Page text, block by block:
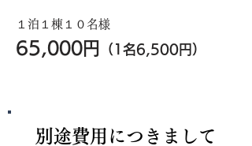
１泊１棟１０名様
65,000円 （ 1 名6 ,500円）
別途費用につきまして